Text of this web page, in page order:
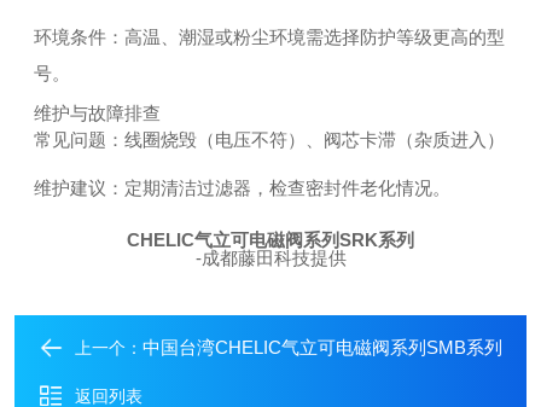
环境条件：高温、潮湿或粉尘环境需选择防护等级更高的型
号。
维护与故障排查
常见问题：线圈烧毁（电压不符）、阀芯卡滞（杂质进入）
维护建议：定期清洁过滤器，检查密封件老化情况。
CHELIC气立可电磁阀系列SRK系列
-成都藤田科技提供
上一个： 中国台湾CHELIC气立可电磁阀系列SMB系列
返回列表